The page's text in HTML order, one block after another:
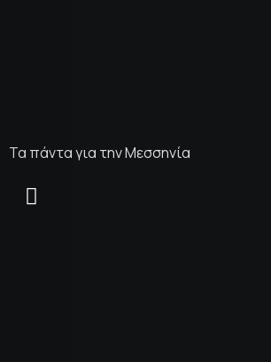
Τα πάντα για την Μεσσηνία